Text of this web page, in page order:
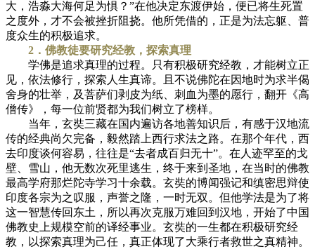
大，浩淼大海何足为惧？”在他决定东渡伊始，便已将生死置
之度外，才不会被挫折阻挠。他所凭借的，正是为法忘躯、普
度众生的积极追求。
2．佛教徒要研究经教，探索真理
学佛是追求真理的过程。只有积极研究经教，才能树立正
见，依法修行，探索人生真谛。且不说佛陀在因地时为求半偈
舍身的壮举，及菩萨们剥皮为纸、刺血为墨的愿行，翻开《高
僧传》，每一位前贤都为我们树立了榜样。
当年，玄奘三藏在国内遍访各地善知识后，有感于汉地流
传的经典尚欠完备，毅然踏上西行求法之路。在那个年代，西
去印度谈何容易，往往是“去者成百归无十”。在人迹罕至的戈
壁、雪山，他无数次死里逃生，终于来到圣地，在当时的佛教
最高学府那烂陀寺学习十余载。玄奘的博闻强记和缜密思辩使
印度各宗为之叹服，声誉之隆，一时无双。但他学法是为了将
这一智慧传回东土，所以再次克服万难回到汉地，开始了中国
佛教史上规模空前的译经事业。玄奘的一生都在积极研究经
教，以探索真理为己任，真正体现了大乘行者救世之真精神。